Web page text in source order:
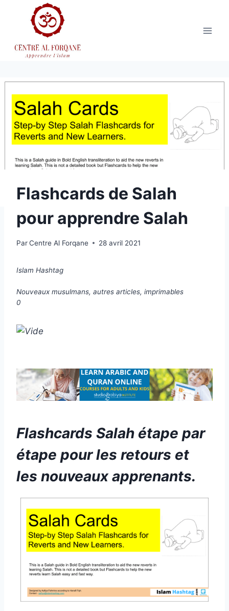
Flashcards de Salah
pour apprendre Salah
ParCentre Al Forqane 28 avril 2021
Islam Hashtag
Nouveaux musulmans, autres articles, imprimables
0
Flashcards Salah étape par
étape pour les retours et
les nouveaux apprenants.